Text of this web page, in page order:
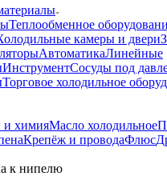
Теплообменное
камеры и двери
АвтоматикаЛинейные
ИнструментСосуды под
Торговое холодильное
и химияМасло холодильное
Крепёж и проводаФлюс
к нипелю